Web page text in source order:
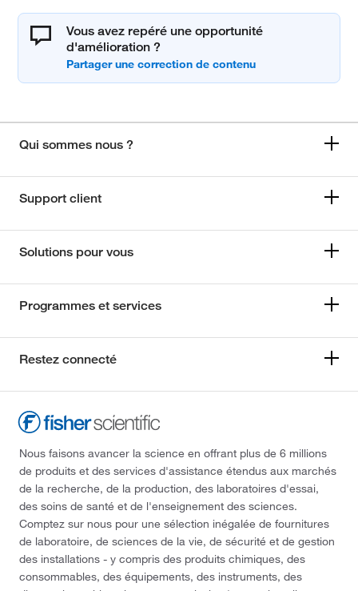
Vous avez repéré une opportunité
d'amélioration ?
Qui sommes nous ?
Support client
Solutions pour vous
Programmes et services
Restez connecté
Nous faisons avancer la science en offrant plus de 6 millions
de produits et des services d'assistance étendus aux marchés
de la recherche, de la production, des laboratoires d'essai,
des soins de santé et de l'enseignement des sciences.
Comptez sur nous pour une sélection inégalée de fournitures
de laboratoire, de sciences de la vie, de sécurité et de gestion
des installations - y compris des produits chimiques, des
consommables, des équipements, des instruments, des